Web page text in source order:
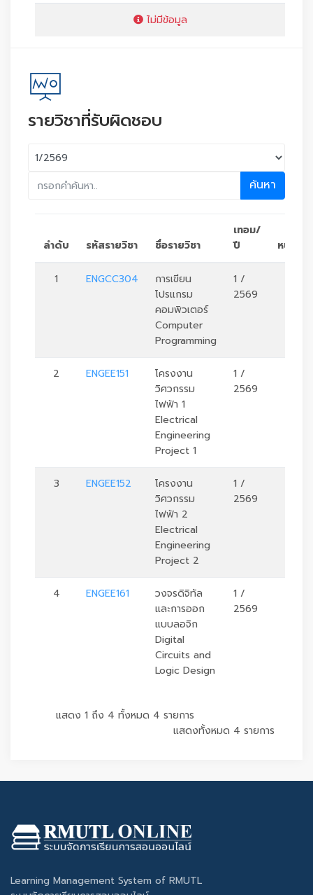
ไม่มีข้อมูล
รายวิชาที่รับผิดชอบ
ค้นหา
ลำดับ รหัสรายวิชา ชื่อรายวิชา
เทอม/
ปี
หน่วยกิ
1 ENGCC304
การเขียน
โปรแกรม
คอมพิวเตอร์
Computer
Programming
1 /
2569
2 ENGEE151
โครงงาน
วิศวกรรม
ไฟฟ้า 1
Electrical
Engineering
Project 1
1 /
2569
3 ENGEE152
โครงงาน
วิศวกรรม
ไฟฟ้า 2
Electrical
Engineering
Project 2
1 /
2569
4 ENGEE161
วงจรดิจิทัล
และการออก
แบบลอจิก
Digital
Circuits and
Logic Design
1 /
2569
แสดง 1 ถึง 4 ทั้งหมด 4 รายการ
แสดงทั้งหมด 4 รายการ
Learning Management System of RMUTL